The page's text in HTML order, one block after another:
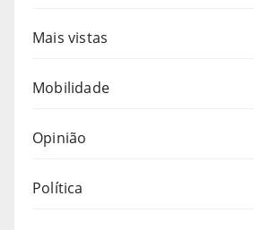
Mais vistas
Mobilidade
Opinião
Política